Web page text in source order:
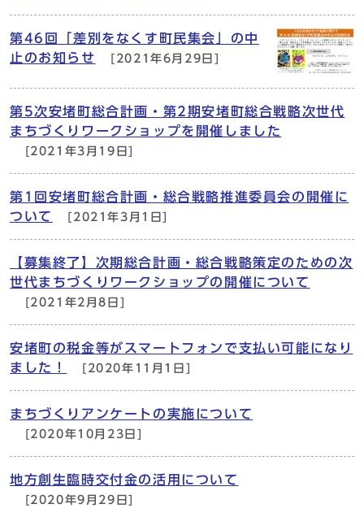
第46回「差別をなくす町民集会」の中
止のお知らせ
[2021年6月29日]
第5次安堵町総合計画・第2期安堵町総合戦略次世代
まちづくりワークショップを開催しました
[2021年3月19日]
第1回安堵町総合計画・総合戦略推進委員会の開催に
ついて
[2021年3月1日]
【募集終了】次期総合計画・総合戦略策定のための次
世代まちづくりワークショップの開催について
[2021年2月8日]
安堵町の税金等がスマートフォンで支払い可能になり
ました！
[2020年11月1日]
まちづくりアンケートの実施について
[2020年10月23日]
地方創生臨時交付金の活用について
[2020年9月29日]